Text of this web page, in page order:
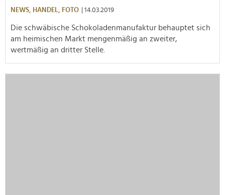
NEWS, HANDEL, FOTO | 14.03.2019
Die schwäbische Schokoladenmanufaktur behauptet sich
am heimischen Markt mengenmäßig an zweiter,
wertmäßig an dritter Stelle.